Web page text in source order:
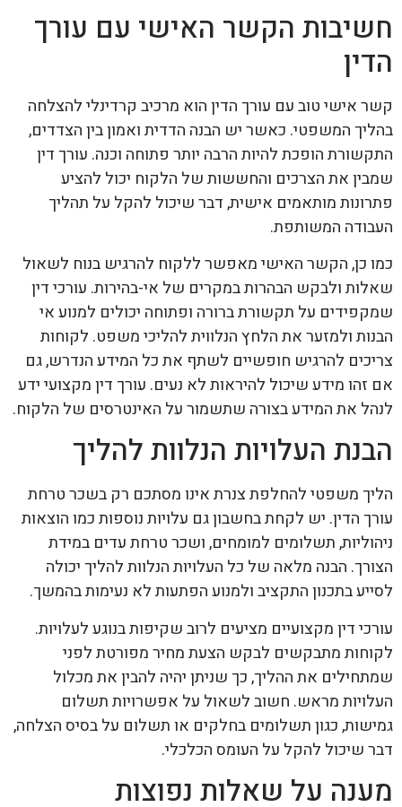
חשיבות הקשר האישי עם עורך
הדין
קשר אישי טוב עם עורך הדין הוא מרכיב קרדינלי להצלחה
בהליך המשפטי. כאשר יש הבנה הדדית ואמון בין הצדדים,
התקשורת הופכת להיות הרבה יותר פתוחה וכנה. עורך דין
שמבין את הצרכים והחששות של הלקוח יכול להציע
פתרונות מותאמים אישית, דבר שיכול להקל על תהליך
העבודה המשותפת.
כמו כן, הקשר האישי מאפשר ללקוח להרגיש בנוח לשאול
שאלות ולבקש הבהרות במקרים של אי-בהירות. עורכי דין
שמקפידים על תקשורת ברורה ופתוחה יכולים למנוע אי
הבנות ולמזער את הלחץ הנלווית להליכי משפט. לקוחות
צריכים להרגיש חופשיים לשתף את כל המידע הנדרש, גם
אם זהו מידע שיכול להיראות לא נעים. עורך דין מקצועי ידע
לנהל את המידע בצורה שתשמור על האינטרסים של הלקוח.
הבנת העלויות הנלוות להליך
הליך משפטי להחלפת צנרת אינו מסתכם רק בשכר טרחת
עורך הדין. יש לקחת בחשבון גם עלויות נוספות כמו הוצאות
ניהוליות, תשלומים למומחים, ושכר טרחת עדים במידת
הצורך. הבנה מלאה של כל העלויות הנלוות להליך יכולה
לסייע בתכנון התקציב ולמנוע הפתעות לא נעימות בהמשך.
עורכי דין מקצועיים מציעים לרוב שקיפות בנוגע לעלויות.
לקוחות מתבקשים לבקש הצעת מחיר מפורטת לפני
שמתחילים את ההליך, כך שניתן יהיה להבין את מכלול
העלויות מראש. חשוב לשאול על אפשרויות תשלום
גמישות, כגון תשלומים בחלקים או תשלום על בסיס הצלחה,
דבר שיכול להקל על העומס הכלכלי.
מענה על שאלות נפוצות